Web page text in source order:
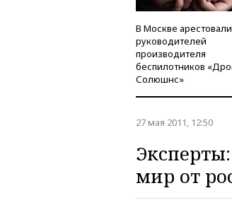
В Москве арестовали
руководителей
производителя
беспилотников
Солюшнс»
27 мая 2011, 12:50
мир от